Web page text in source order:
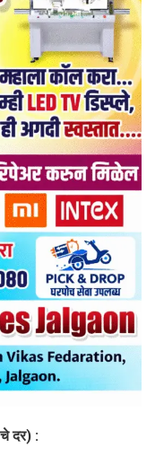
दर) :